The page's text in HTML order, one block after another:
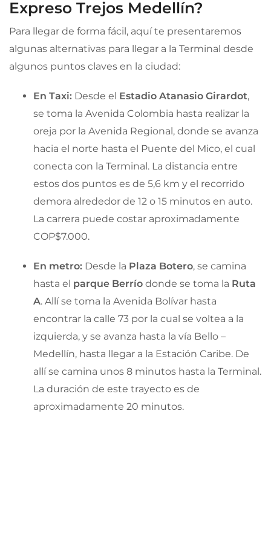
Expreso Trejos Medellín?
Para llegar de forma fácil, aquí te presentaremos
algunas alternativas para llegar a la Terminal desde
algunos puntos claves en la ciudad:
En Taxi: Desde el Estadio Atanasio Girardot,
se toma la Avenida Colombia hasta realizar la
oreja por la Avenida Regional, donde se avanza
hacia el norte hasta el Puente del Mico, el cual
conecta con la Terminal. La distancia entre
estos dos puntos es de 5,6 km y el recorrido
demora alrededor de 12 o 15 minutos en auto.
La carrera puede costar aproximadamente
COP$7.000.
En metro: Desde la Plaza Botero, se camina
hasta el parque Berrío donde se toma la Ruta
A. Allí se toma la Avenida Bolívar hasta
encontrar la calle 73 por la cual se voltea a la
izquierda, y se avanza hasta la vía Bello –
Medellín, hasta llegar a la Estación Caribe. De
allí se camina unos 8 minutos hasta la Terminal.
La duración de este trayecto es de
aproximadamente 20 minutos.